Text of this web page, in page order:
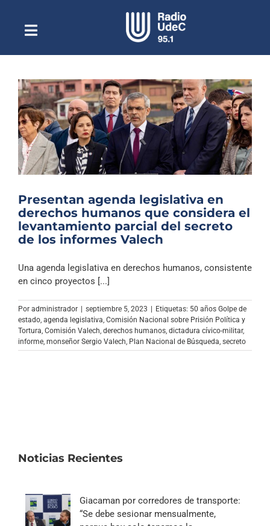
contenidoToggle
NavigationEscuchar Radio UdeC en vivo
Quiénes Somos
Programación
Podcast
Noticias
Columnas
Música Clásica
Archivo Sonoro
Presentan agenda legislativa en
derechos humanos que considera el
levantamiento parcial del secreto
de los informes Valech
Una agenda legislativa en derechos humanos, consistente
en cinco proyectos [...]
Por administrador | septiembre 5, 2023 | Etiquetas: 50 años Golpe de
estado agenda legislativa Comisión Nacional sobre Prisión Política y
Tortura Comisión Valech derechos humanos dictadura cívico-militar,
informe monseñor Sergio Valech Plan Nacional de Búsqueda secreto
Noticias Recientes
Giacaman por corredores de transporte:
“Se debe sesionar mensualmente,